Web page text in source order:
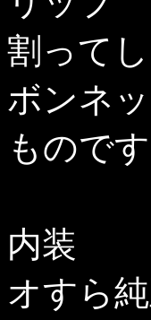
割って
ボンネ
もので
い
内装
オすら